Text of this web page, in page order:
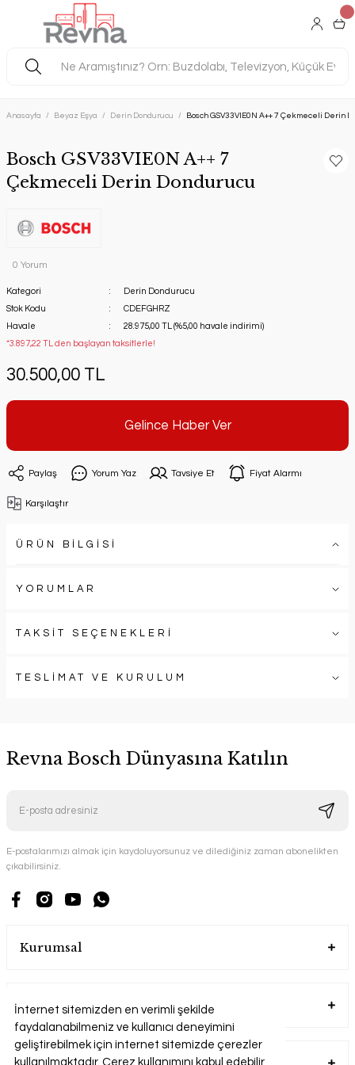
İnternet sitemizden en verimli şekilde
faydalanabilmeniz ve kullanıcı deneyimini
geliştirebilmek için internet sitemizde çerezler
kullanılmaktadır. Çerez kullanımını kabul edebilir,
Anasayfa Beyaz Eşya Derin Dondurucu Bosch GSV33VIE0N A++ 7 Çekmeceli Derin
Bosch GSV33VIE0N A++ 7
Çekmeceli Derin Dondurucu
0 Yorum
Kategori
Derin Dondurucu
Stok Kodu
CDEFGHRZ
Havale
28.975,00 TL (%5,00 havale indirimi)
*3.897,22 TL den başlayan taksitlerle!
30.500,00 TL
Gelince Haber Ver
Paylaş Yorum Yaz Tavsiye Et Fiyat Alarmı
Karşılaştır
ÜRÜN BİLGİSİ
YORUMLAR
TAKSİT SEÇENEKLERİ
TESLİMAT VE KURULUM
Revna Bosch Dünyasına Katılın
E-postalarımızı almak için kaydoluyorsunuz ve dilediğiniz zaman abonelikten
çıkabilirsiniz.
Kurumsal
Alışveriş